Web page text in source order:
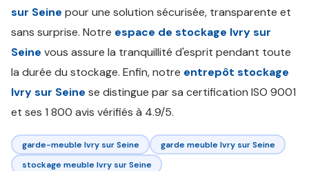
sur Seine pour une solution sécurisée, transparente et
sans surprise. Notre espace de stockage Ivry sur
Seine vous assure la tranquillité d'esprit pendant toute
la durée du stockage. Enfin, notre entrepôt stockage
Ivry sur Seine se distingue par sa certification ISO 9001
et ses 1 800 avis vérifiés à 4.9/5.
garde-meuble Ivry sur Seine
garde meuble Ivry sur Seine
stockage meuble Ivry sur Seine